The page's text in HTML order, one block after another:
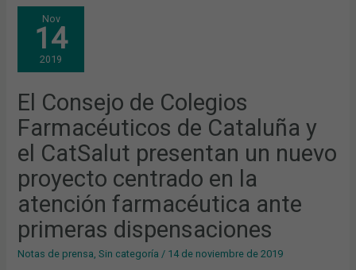
Nov
14
2019
El Consejo de Colegios
Farmacéuticos de Cataluña y
el CatSalut presentan un nuevo
proyecto centrado en la
atención farmacéutica ante
primeras dispensaciones
Notas de prensa ,Sin categoría / 14 de noviembre de 2019
EL
CONSEJO
DE
COLEGIOS
FARMACÉUTICOS
DE
CATALUÑA
EL
CATSALUT
PRESENTAN
UN
NUEVO
PROYECTO
CENTRADO
EN
LA
ATENCIÓN
FARMACÉUTICA
ANTE
PRIMERAS
DISPENSACIONES